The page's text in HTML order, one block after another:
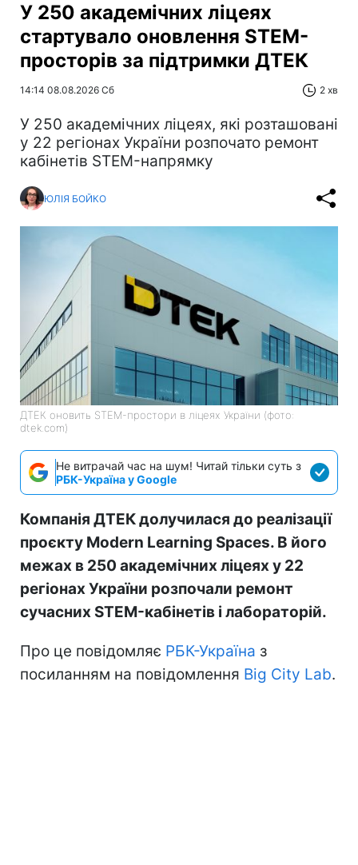
У 250 академічних ліцеях
стартувало оновлення STEM-
просторів за підтримки ДТЕК​‌
14:14 08.08.2026 Сб 2 хв
У 250 академічних ліцеях, які розташовані
у 22 регіонах України розпочато ремонт
кабінетів STEM-напрямку
ЮЛІЯ БОЙКО
ДТЕК оновить STEM-простори в ліцеях України (фото:
dtek.com)
Не витрачай час на шум! Читай тільки суть з
РБК-Україна у Google
Компанія ДТЕК долучилася до реалізації
проєкту Modern Learning Spaces. В його
межах в 250 академічних ліцеях у 22
регіонах України розпочали ремонт
сучасних STEM-кабінетів і лабораторій.
Про це повідомляє РБК-Україна з
посиланням на повідомлення Big City Lab.